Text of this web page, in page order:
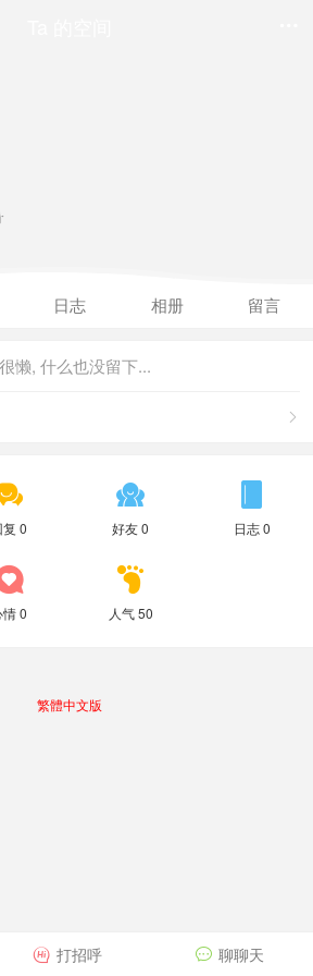
日志 相册 留言
懒, 什么也没留下...

复 0

好友 0

日志 0
0

人气 50
 打招呼  聊聊天
繁體中文版